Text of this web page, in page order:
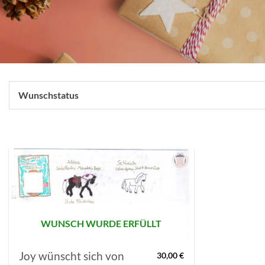
Wunschstatus
AUF MEINE
MERKLISTE
WUNSCH WURDE ERFÜLLT
Joy wünscht sich von
30,00€